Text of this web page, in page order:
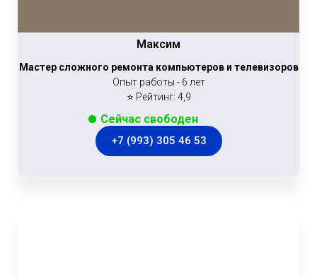
Максим
Мастер сложного ремонта компьютеров и телевизоров
Опыт работы - 6 лет
⭐ Рейтинг: 4,9
Сейчас свободен
+7 (993) 305 46 53